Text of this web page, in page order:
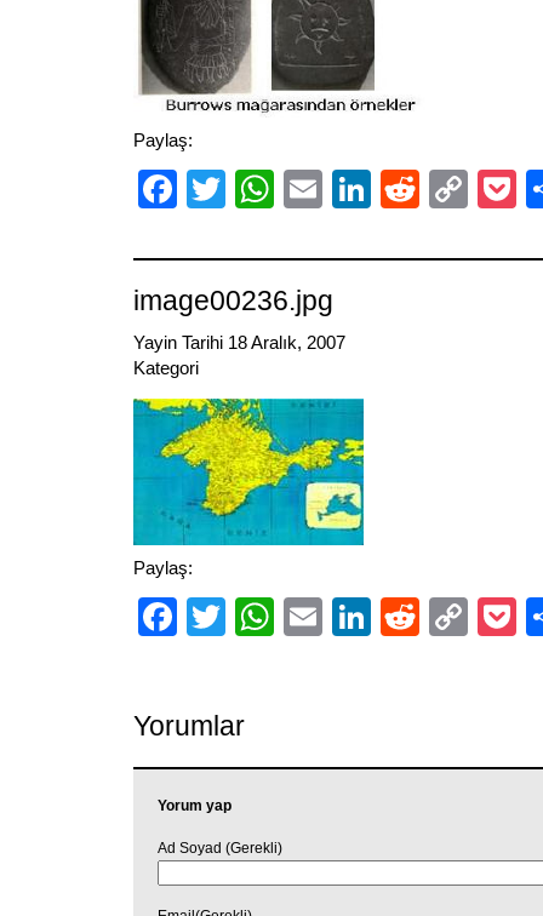
Paylaş:
Facebook
TwitterWhatsApp
EmailLinkedIn
Reddit
image00236.jpg
Yayin Tarihi 18 Aralık, 2007
Kategori
Paylaş:
Facebook
TwitterWhatsApp
EmailLinkedIn
Reddit
Yorumlar
Yorum yap
Ad Soyad (Gerekli)